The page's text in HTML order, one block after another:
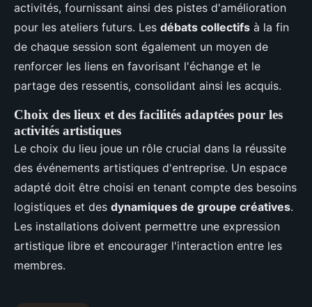
activités, fournissant ainsi des pistes d'amélioration
pour les ateliers futurs. Les débats collectifs à la fin
de chaque session sont également un moyen de
renforcer les liens en favorisant l'échange et le
partage des ressentis, consolidant ainsi les acquis.
Choix des lieux et des facilités adaptées pour les
activités artistiques
Le choix du lieu joue un rôle crucial dans la réussite
des événements artistiques d'entreprise. Un espace
adapté doit être choisi en tenant compte des besoins
logistiques et des dynamiques de groupe créatives.
Les installations doivent permettre une expression
artistique libre et encourager l'interaction entre les
membres.